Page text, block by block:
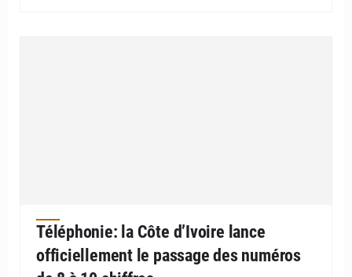
Téléphonie: la Côte d’Ivoire lance
officiellement le passage des numéros